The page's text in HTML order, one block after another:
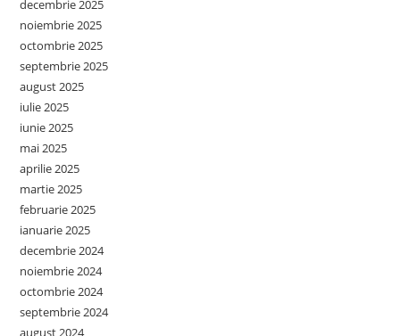
decembrie 2025
noiembrie 2025
octombrie 2025
septembrie 2025
august 2025
iulie 2025
iunie 2025
mai 2025
aprilie 2025
martie 2025
februarie 2025
ianuarie 2025
decembrie 2024
noiembrie 2024
octombrie 2024
septembrie 2024
august 2024